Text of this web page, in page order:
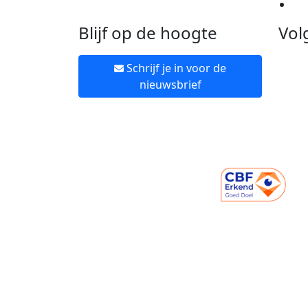
Blijf op de hoogte
Schrijf je in voor de
nieuwsbrief